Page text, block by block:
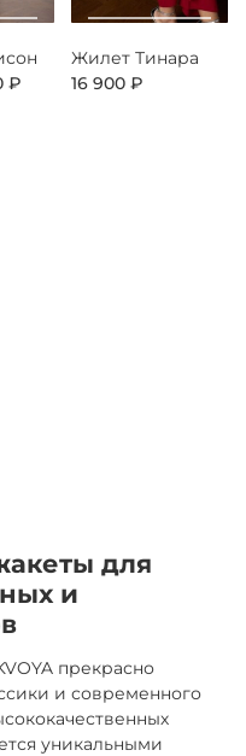
₽
Жилет Тинара
16 900 ₽
для
и
прекрасно
и современного
уникальными